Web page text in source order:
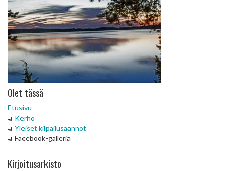
Olet tässä
Etusivu
Kerho
Yleiset kilpailusäännöt
Facebook-galleria
Kirjoitusarkisto